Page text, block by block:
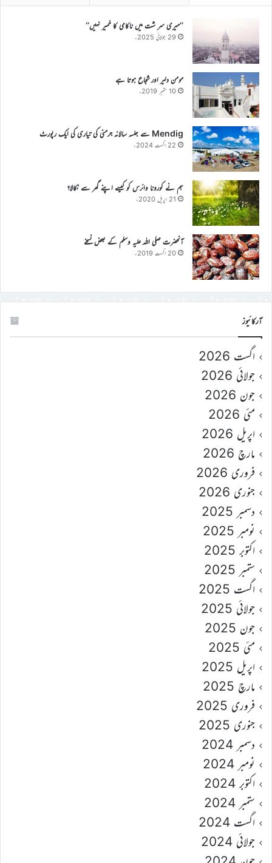
’’میری سر شت میں ناکامی کا خمیر نہیں‘‘
29 جولائی 2025ء
مومن دلیر اور شجاع ہوتا ہے
10 ستمبر 2019ء
Mendig سے جلسہ سالانہ جرمنی کی تیاری کی ایک رپورٹ
22 اگست 2024ء
ہم نے کورونا وائرس کو کیسے اپنے گھر سے نکالا؟
21 اپریل 2020ء
آنحضرت صلی اللہ علیہ وسلم کے بعض نسخے
20 اگست 2019ء
آرکائیوز
اگست 2026
جولائی 2026
جون 2026
مئی 2026
اپریل 2026
مارچ 2026
فروری 2026
جنوری 2026
دسمبر 2025
نومبر 2025
اکتوبر 2025
ستمبر 2025
اگست 2025
جولائی 2025
جون 2025
مئی 2025
اپریل 2025
مارچ 2025
فروری 2025
جنوری 2025
دسمبر 2024
نومبر 2024
اکتوبر 2024
ستمبر 2024
اگست 2024
جولائی 2024